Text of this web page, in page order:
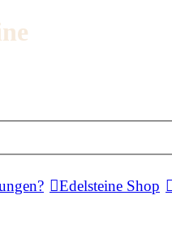
Edelsteine Shop